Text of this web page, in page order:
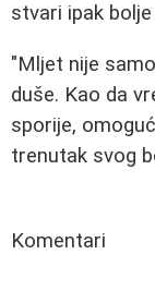
stvari ipak
"Mljet nije
duše. Kao da
sporije,
trenutak svog
Komentari